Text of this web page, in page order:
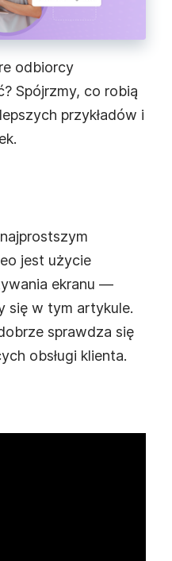
odbiorcy
Spójrzmy, co robią
przykładów i
jest użycie
ekranu —
się w tym artykule.
sprawdza się
obsługi klienta.